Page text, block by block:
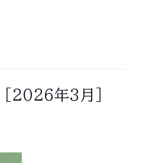
［2026年3月］